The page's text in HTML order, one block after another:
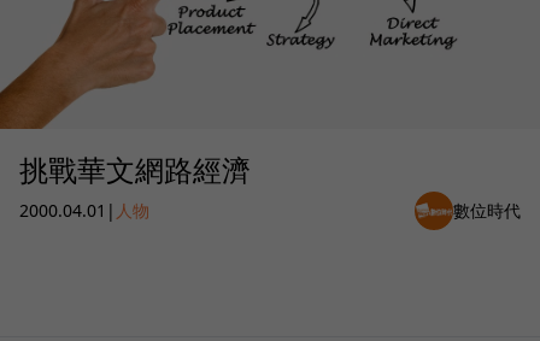
挑戰華文網路經濟
2000.04.01 | 人物 數位時代